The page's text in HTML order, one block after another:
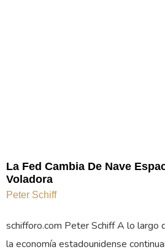
La Fed Cambia De Nave
Voladora
Peter Schiff
schifforo.com Peter Schiff A lo largo
la economía estadounidense